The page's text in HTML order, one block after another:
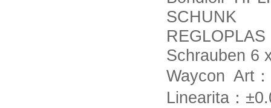
SCHUNK
Schrauben 6
Waycon Art ：
Linearita ：±